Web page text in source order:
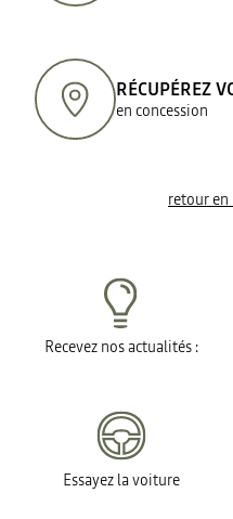
RÉCUPÉREZ
en concession
retour en
Recevez nos actualités :
Essayez la voiture